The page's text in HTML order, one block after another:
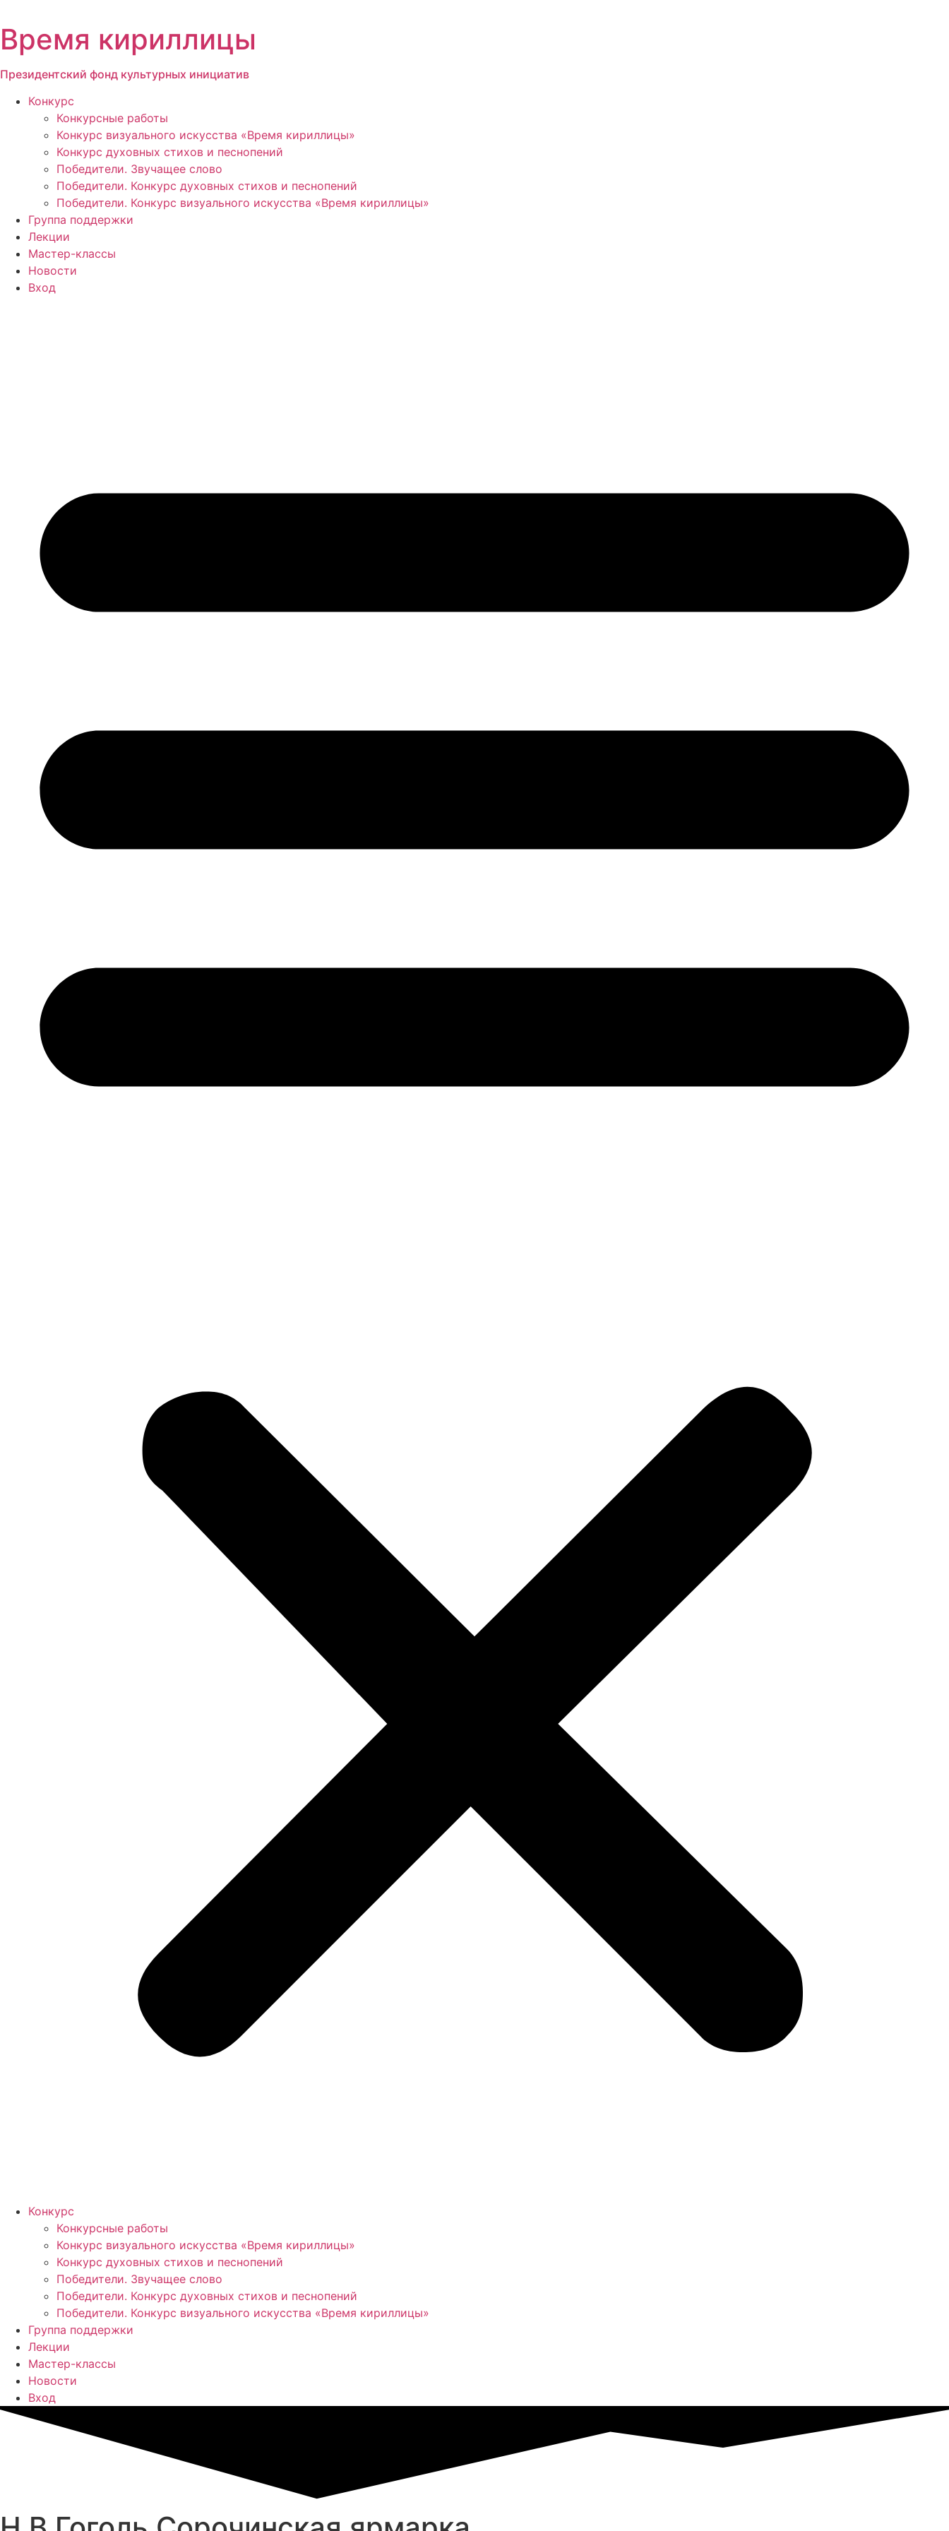
содержимому
Время кириллицы
Президентский фонд культурных инициатив
Конкурс
Конкурсные работы
Конкурс визуального искусства «Время кириллицы»
Конкурс духовных стихов и песнопений
Победители. Звучащее слово
Победители. Конкурс духовных стихов и песнопений
Победители. Конкурс визуального искусства «Время кириллицы»
Группа поддержки
Лекции
Мастер-классы
Новости
Вход
Конкурс
Конкурсные работы
Конкурс визуального искусства «Время кириллицы»
Конкурс духовных стихов и песнопений
Победители. Звучащее слово
Победители. Конкурс духовных стихов и песнопений
Победители. Конкурс визуального искусства «Время кириллицы»
Группа поддержки
Лекции
Мастер-классы
Новости
Вход